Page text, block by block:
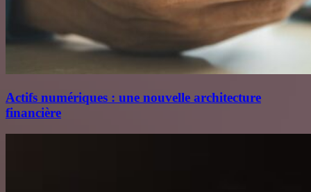
Actifs numériques : une nouvelle architecture
financière